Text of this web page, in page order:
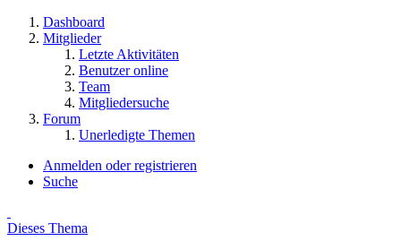
Dashboard
Mitglieder
Letzte Aktivitäten
Benutzer online
Team
Mitgliedersuche
Forum
Unerledigte Themen
Anmelden oder registrieren
Suche
Dieses Thema